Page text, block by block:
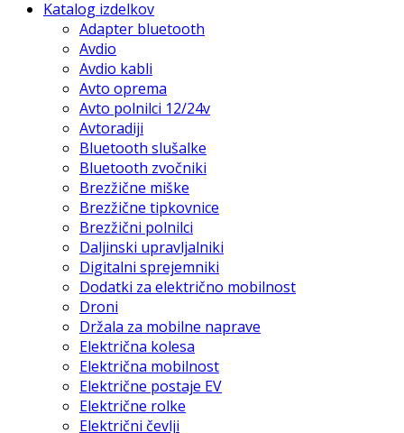
Katalog izdelkov
Adapter bluetooth
Avdio
Avdio kabli
Avto oprema
Avto polnilci 12/24v
Avtoradiji
Bluetooth slušalke
Bluetooth zvočniki
Brezžične miške
Brezžične tipkovnice
Brezžični polnilci
Daljinski upravljalniki
Digitalni sprejemniki
Dodatki za električno mobilnost
Droni
Držala za mobilne naprave
Električna kolesa
Električna mobilnost
Električne postaje EV
Električne rolke
Električni čevlji